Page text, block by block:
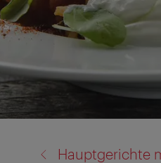
Hauptgerichte